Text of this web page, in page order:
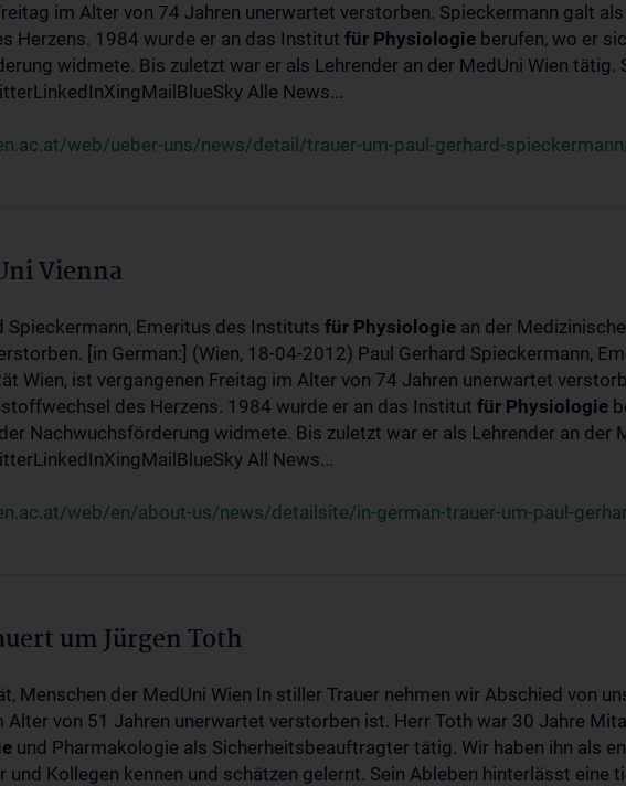
im Alter von 74 Jahren unerwartet verstorben. Spieckermann galt
Herzens. 1984 wurde er an das Institut für Physiologie berufen, wo er
widmete. Bis zuletzt war er als Lehrender an der MedUni Wien tätig.
Alle News...
web/ueber-uns/news/detail/trauer-um-paul-gerhard-
Vienna
Spieckermann, Emeritus des Instituts für Physiologie an der
[in German:] (Wien, 18-04-2012) Paul Gerhard Spieckermann,
Wien, ist vergangenen Freitag im Alter von 74 Jahren unerwartet
des Herzens. 1984 wurde er an das Institut für Physiologie
Nachwuchsförderung widmete. Bis zuletzt war er als Lehrender an der
All News...
web/en/about-us/news/detailsite/in-german-trauer-um-paul-
um Jürgen Toth
Menschen der MedUni Wien In stiller Trauer nehmen wir Abschied von
Alter von 51 Jahren unerwartet verstorben ist. Herr Toth war 30 Jahre
und Pharmakologie als Sicherheitsbeauftragter tätig. Wir haben ihn als
Kollegen kennen und schätzen gelernt. Sein Ableben hinterlässt eine